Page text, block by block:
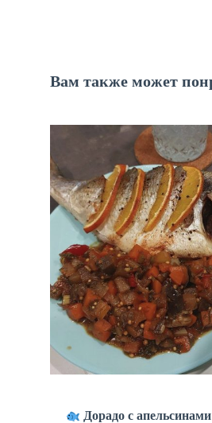
Вам также может
Дорадо с